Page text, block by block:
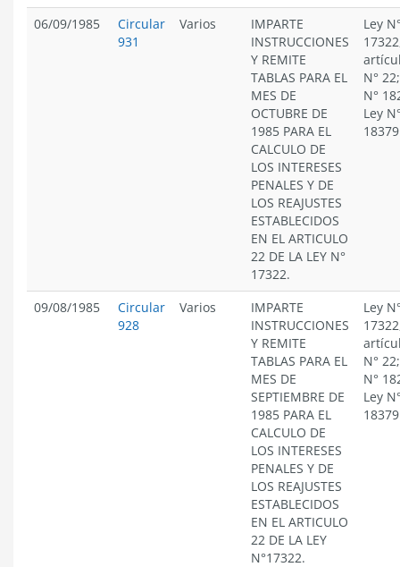
06/09/1985
Circular
931
Varios
IMPARTE
INSTRUCCIONES
Y REMITE
TABLAS PARA EL
MES DE
OCTUBRE DE
1985 PARA EL
CALCULO DE
LOS INTERESES
PENALES Y DE
LOS REAJUSTES
ESTABLECIDOS
EN EL ARTICULO
22 DE LA LEY N°
17322.
Ley
N°
N°
Ley
18379
09/08/1985
Circular
928
Varios
IMPARTE
INSTRUCCIONES
Y REMITE
TABLAS PARA EL
MES DE
SEPTIEMBRE DE
1985 PARA EL
CALCULO DE
LOS INTERESES
PENALES Y DE
LOS REAJUSTES
ESTABLECIDOS
EN EL ARTICULO
22 DE LA LEY
N°17322.
Ley
N°
N°
Ley
18379